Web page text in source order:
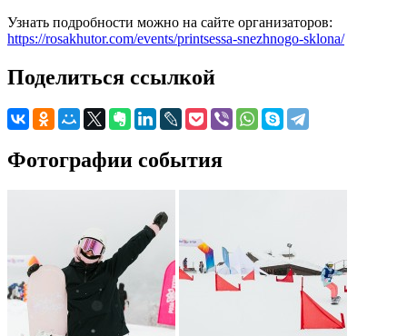
Узнать подробности можно на сайте организаторов:
https://rosakhutor.com/events/printsessa-snezhnogo-sklona/
Поделиться ссылкой
Фотографии события